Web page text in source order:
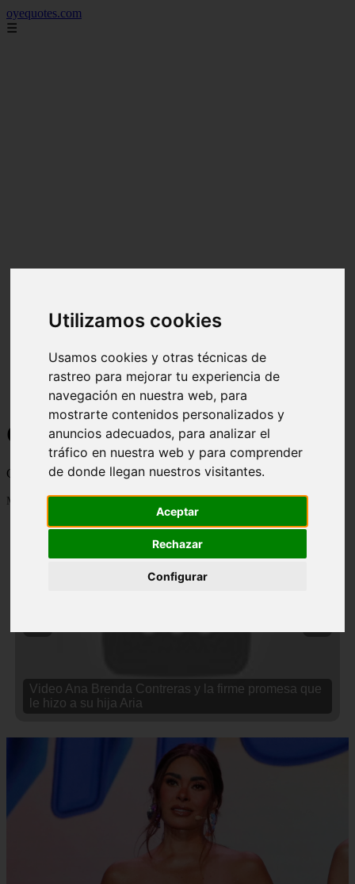
Utilizamos cookies
Usamos cookies y otras técnicas de
rastreo para mejorar tu experiencia de
navegación en nuestra web, para
mostrarte contenidos personalizados y
anuncios adecuados, para analizar el
tráfico en nuestra web y para comprender
de donde llegan nuestros visitantes.
Aceptar
Rechazar
Configurar
oyequotes.com
☰
Curiosidades y Sabias que
Cosas curiosas, curiosidades, noticias impactantes y mucho mas
Mostrando 1 - 24 de 2834 artículos
Video Ana Brenda Contreras y la firme promesa que
le hizo a su hija Aria